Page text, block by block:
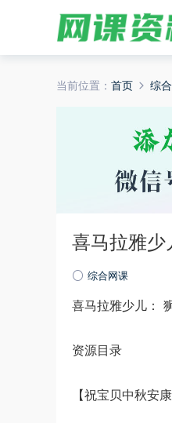
当前位置： 首页 综
喜马拉雅少
综合网课
喜马拉雅少儿：
资源目录
【祝宝贝中秋安